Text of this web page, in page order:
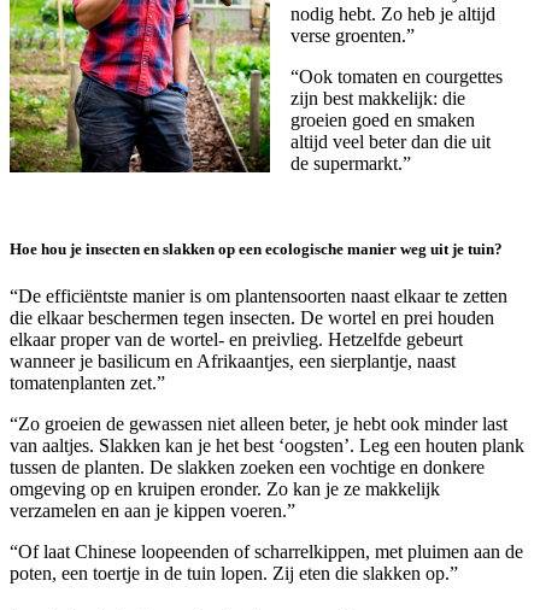
nodig hebt. Zo heb je altijd
verse groenten.”
“Ook tomaten en courgettes
zijn best makkelijk: die
groeien goed en smaken
altijd veel beter dan die uit
de supermarkt.”
Hoe hou je insecten en slakken op een ecologische manier weg uit je tuin?
“De efficiëntste manier is om plantensoorten naast elkaar te zetten
die elkaar beschermen tegen insecten. De wortel en prei houden
elkaar proper van de wortel- en preivlieg. Hetzelfde gebeurt
wanneer je basilicum en Afrikaantjes, een sierplantje, naast
tomatenplanten zet.”
“Zo groeien de gewassen niet alleen beter, je hebt ook minder last
van aaltjes. Slakken kan je het best ‘oogsten’. Leg een houten plank
tussen de planten. De slakken zoeken een vochtige en donkere
omgeving op en kruipen eronder. Zo kan je ze makkelijk
verzamelen en aan je kippen voeren.”
“Of laat Chinese loopeenden of scharrelkippen, met pluimen aan de
poten, een toertje in de tuin lopen. Zij eten die slakken op.”